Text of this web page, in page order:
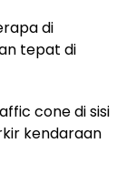
di
tepat di
cone di sisi
kendaraan